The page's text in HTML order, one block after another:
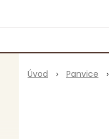
Úvod Panvice